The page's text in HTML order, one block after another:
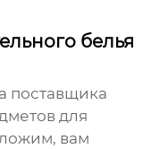
белья
поставщика
для
вам